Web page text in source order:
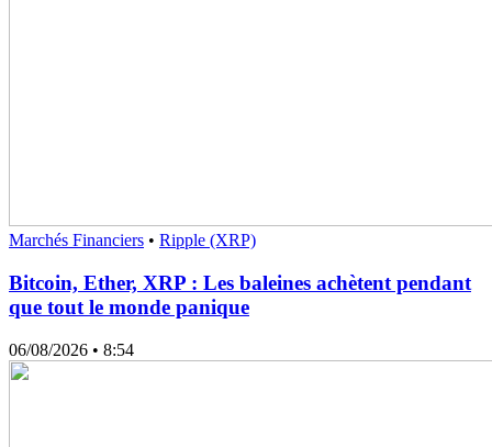
Marchés Financiers • Ripple (XRP)
Bitcoin, Ether, XRP : Les baleines achètent pendant
que tout le monde panique
06/08/2026 • 8:54